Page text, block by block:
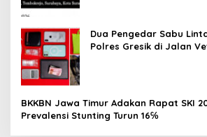
Dua Pengedar Sabu
Polres Gresik di Jalan
BKKBN Jawa Timur Adakan Rapat SKI
Prevalensi Stunting Turun 16℅